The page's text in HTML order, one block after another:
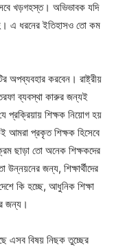
খড়গহস্ত। অভিভাবক যদি
এ ধরনের ইতিহাসও তো কম
অপব্যবহার করবেন। রাষ্ট্রীয়
ব্যবস্থা কারুর জন্যই
প্রক্রিয়ায় শিক্ষক নিয়োগ হয়
আমরা প্রকৃত শিক্ষক হিসেবে
ছাড়া তো অনেক শিক্ষকদের
উন্নয়নের জন্য, শিক্ষার্থীদের
কি হচ্ছে, আধুনিক শিক্ষা
জন্য।
এসব বিষয় নিছক তুচ্ছের